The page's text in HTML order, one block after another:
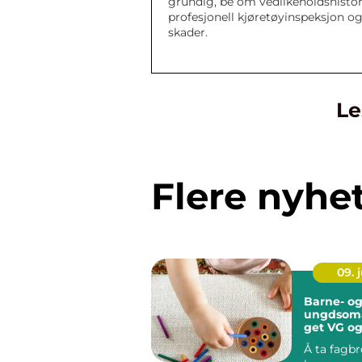
profesjonell kjøretøyinspeksjon
skader.
Flere
09.
Barne- og
get VG
som
Å ta